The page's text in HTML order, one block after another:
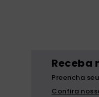
Receba
Preencha
Confira